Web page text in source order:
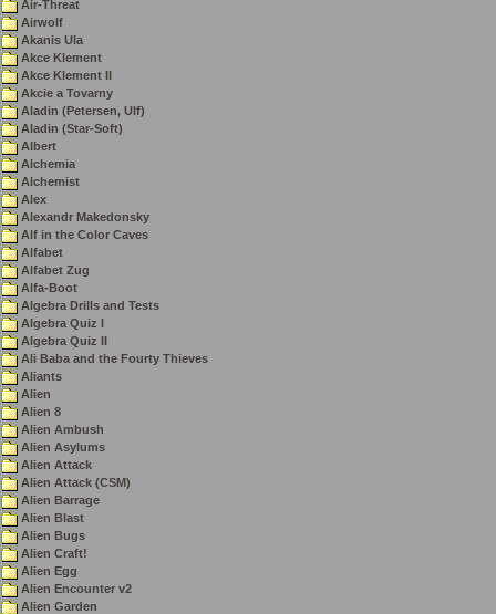
Air-Threat
Airwolf
Akanis Ula
Akce Klement
Akce Klement II
Akcie a Tovarny
Aladin (Petersen, Ulf)
Aladin (Star-Soft)
Albert
Alchemia
Alchemist
Alex
Alexandr Makedonsky
Alf in the Color Caves
Alfabet
Alfabet Zug
Alfa-Boot
Algebra Drills and Tests
Algebra Quiz I
Algebra Quiz II
Ali Baba and the Fourty Thieves
Aliants
Alien
Alien 8
Alien Ambush
Alien Asylums
Alien Attack
Alien Attack (CSM)
Alien Barrage
Alien Blast
Alien Bugs
Alien Craft!
Alien Egg
Alien Encounter v2
Alien Garden